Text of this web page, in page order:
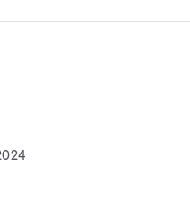
temi
magazine di GS1 Italy che
il cambiamento e le sfide
a professionisti e